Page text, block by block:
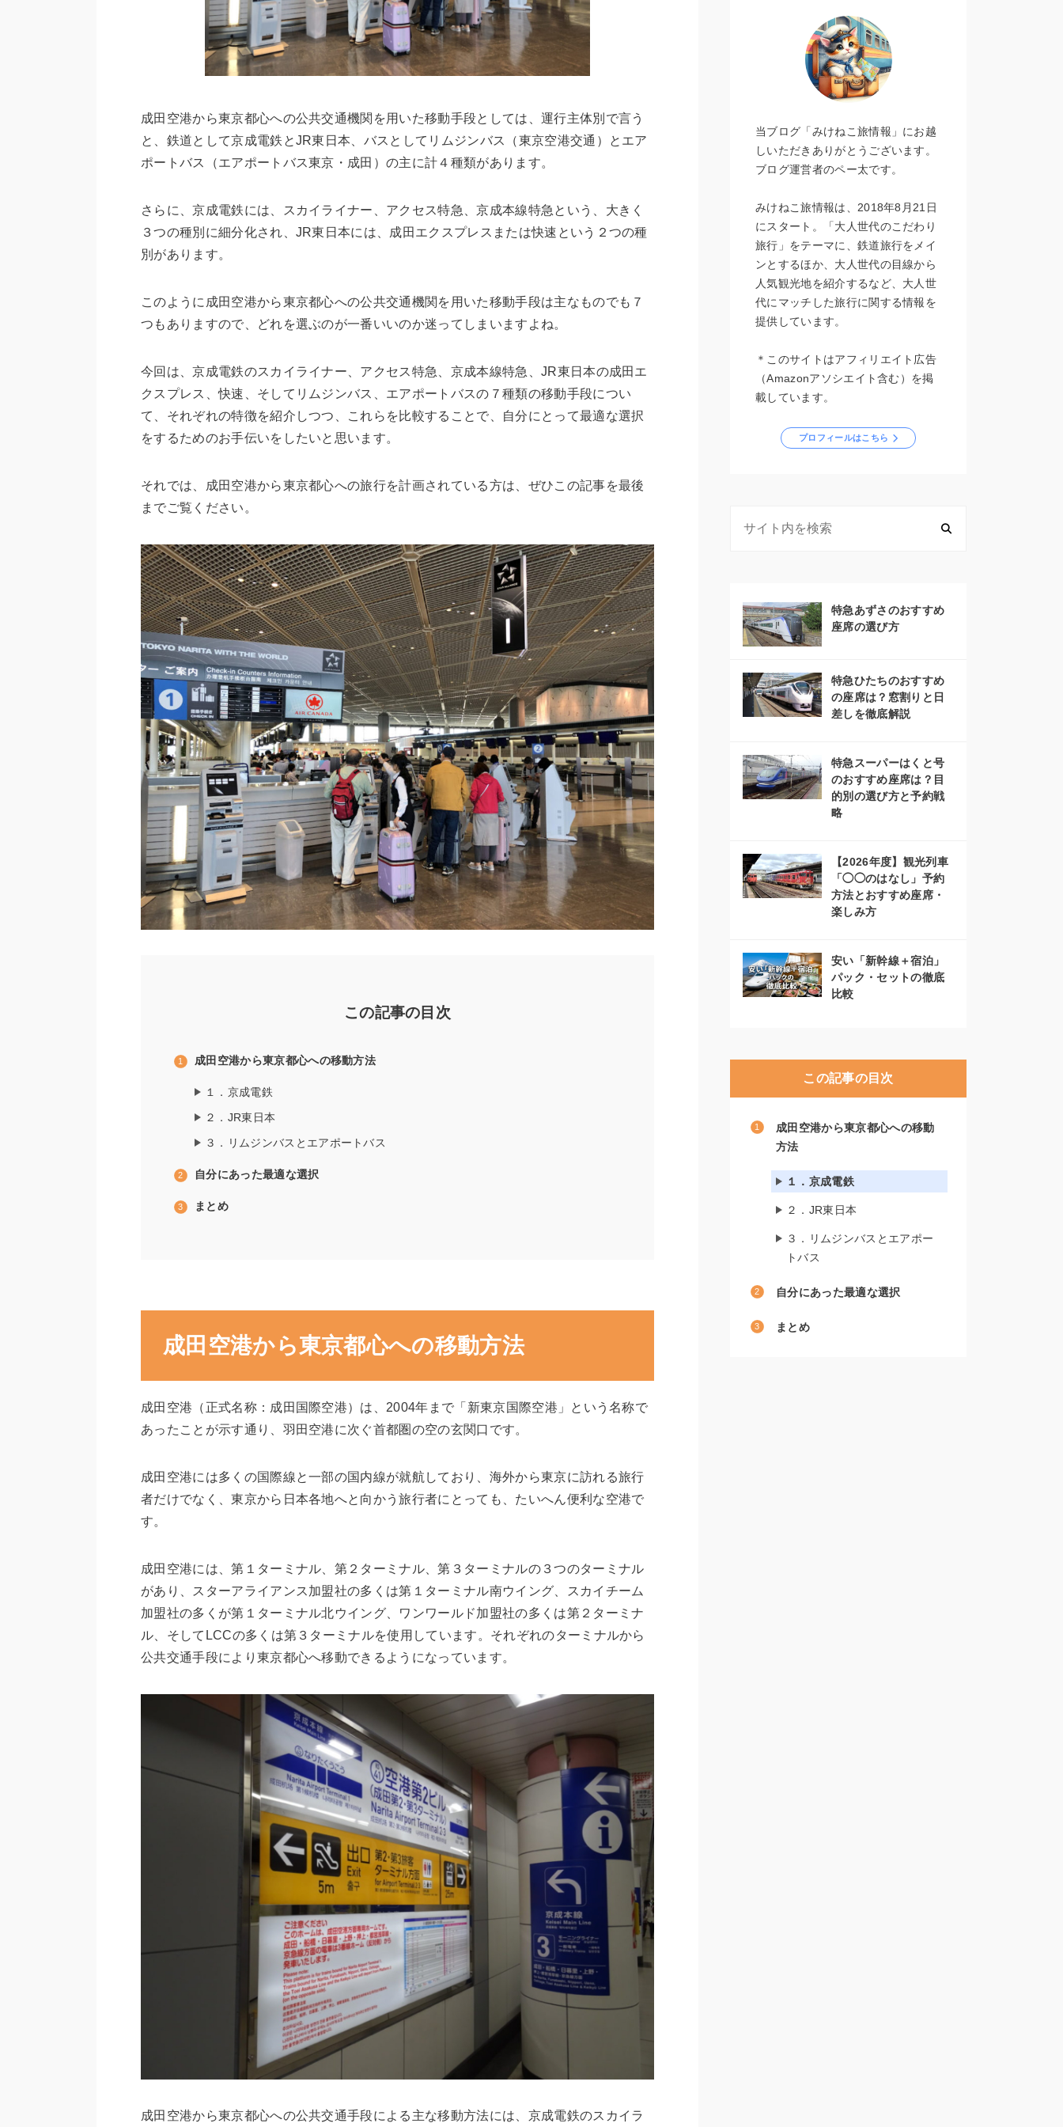
成田空港から東京都心への公共交通機関を用いた移動手段としては、運行主体別で言う
と、鉄道として京成電鉄とJR東日本、バスとしてリムジンバス（東京空港交通）とエア
ポートバス（エアポートバス東京・成田）の主に計４種類があります。
さらに、京成電鉄には、スカイライナー、アクセス特急、京成本線特急という、大きく
３つの種別に細分化され、JR東日本には、成田エクスプレスまたは快速という２つの種
別があります。
このように成田空港から東京都心への公共交通機関を用いた移動手段は主なものでも７
つもありますので、どれを選ぶのが一番いいのか迷ってしまいますよね。
今回は、京成電鉄のスカイライナー、アクセス特急、京成本線特急、JR東日本の成田エ
クスプレス、快速、そしてリムジンバス、エアポートバスの７種類の移動手段につい
て、それぞれの特徴を紹介しつつ、これらを比較することで、自分にとって最適な選択
をするためのお手伝いをしたいと思います。
それでは、成田空港から東京都心への旅行を計画されている方は、ぜひこの記事を最後
までご覧ください。
この記事の目次
成田空港から東京都心への移動方法
１．京成電鉄
２．JR東日本
３．リムジンバスとエアポートバス
自分にあった最適な選択
まとめ
成田空港から東京都心への移動方法
成田空港（正式名称：成田国際空港）は、2004年まで「新東京国際空港」という名称で
あったことが示す通り、羽田空港に次ぐ首都圏の空の玄関口です。
成田空港には多くの国際線と一部の国内線が就航しており、海外から東京に訪れる旅行
者だけでなく、東京から日本各地へと向かう旅行者にとっても、たいへん便利な空港で
す。
成田空港には、第１ターミナル、第２ターミナル、第３ターミナルの３つのターミナル
があり、スターアライアンス加盟社の多くは第１ターミナル南ウイング、スカイチーム
加盟社の多くが第１ターミナル北ウイング、ワンワールド加盟社の多くは第２ターミナ
ル、そしてLCCの多くは第３ターミナルを使用しています。それぞれのターミナルから
公共交通手段により東京都心へ移動できるようになっています。
成田空港から東京都心への公共交通手段による主な移動方法には、京成電鉄のスカイラ
当ブログ「みけねこ旅情報」にお越
しいただきありがとうございます。
ブログ運営者のペー太です。
みけねこ旅情報は、2018年8月21日
にスタート。「大人世代のこだわり
旅行」をテーマに、鉄道旅行をメイ
ンとするほか、大人世代の目線から
人気観光地を紹介するなど、大人世
代にマッチした旅行に関する情報を
提供しています。
＊このサイトはアフィリエイト広告
（Amazonアソシエイト含む）を掲
載しています。
プロフィールはこちら
特急あずさのおすすめ
座席の選び方
特急ひたちのおすすめ
の座席は？窓割りと日
差しを徹底解説
特急スーパーはくと号
のおすすめ座席は？目
的別の選び方と予約戦
略
【2026年度】観光列車
「◯◯のはなし」予約
方法とおすすめ座席・
楽しみ方
安い「新幹線＋宿泊」
パック・セットの徹底
比較
この記事の目次
成田空港から東京都心への移動
方法
１．京成電鉄
２．JR東日本
３．リムジンバスとエアポー
トバス
自分にあった最適な選択
まとめ